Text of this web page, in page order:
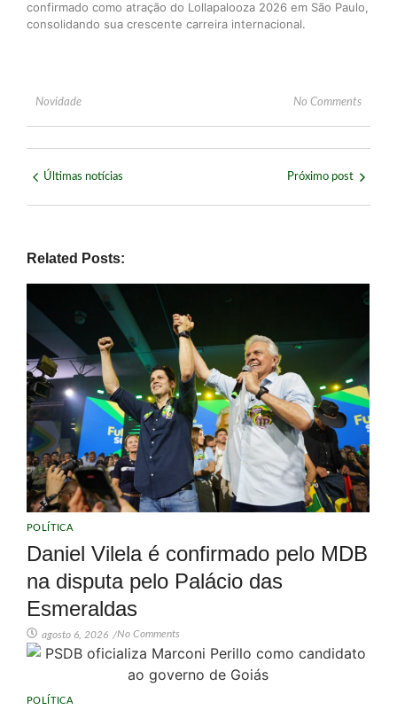
confirmado como atração do Lollapalooza 2026 em São Paulo,
consolidando sua crescente carreira internacional.
Novidade No Comments
Últimas notícias Próximo post
Related Posts:
POLÍTICA
Daniel Vilela é confirmado pelo MDB
na disputa pelo Palácio das
Esmeraldas
agosto 6, 2026 /No Comments
POLÍTICA